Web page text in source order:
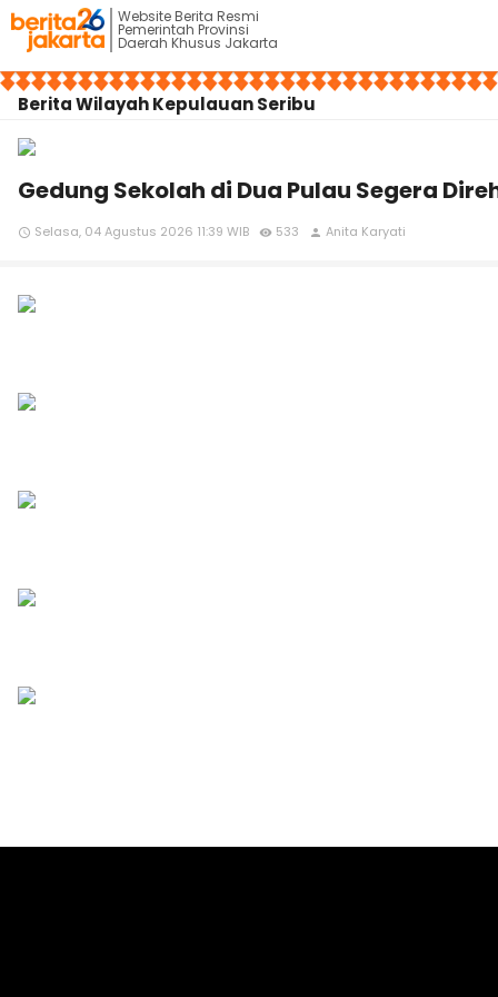
Website Berita Resmi
Pemerintah Provinsi
Daerah Khusus Jakarta
Berita Wilayah Kepulauan Seribu
Gedung Sekolah di Dua Pulau Segera
access_time Selasa, 04 Agustus 2026 11:39 WIB remove_red_eye 533 person Anita Karyati